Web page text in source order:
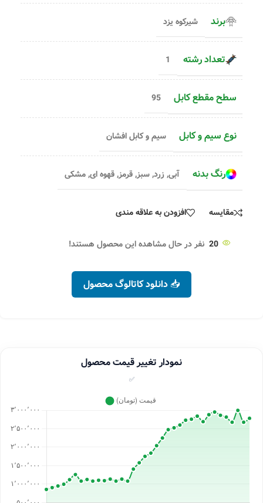
برند شیرکوه یزد
تعداد رشته 1
سطح مقطع کابل 95
نوع سیم و کابل سیم و کابل افشان
رنگ بدنه آبی,زرد,سبز,قرمز,قهوه ای,مشکی
مقایسه افزودن به علاقه مندی
20 نفر در حال مشاهده این محصول هستند!
📥 دانلود کاتالوگ محصول
نمودار تغییر قیمت محصول
✅